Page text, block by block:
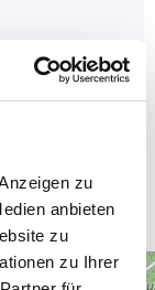
zu
anbieten
zu
zu Ihrer